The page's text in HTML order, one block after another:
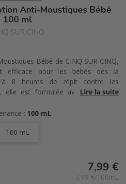
Anti-Moustiques Bébé
100 ml
SUR CINQ
Bébé de CINQ SUR CINQ,
efficace pour les bébés dès la
8 heures de répit contre les
elle est formulée avec l'IR3535®,
Lire la suite
: 100 mL
100 mL
7,99 €
7,99 €/100mL